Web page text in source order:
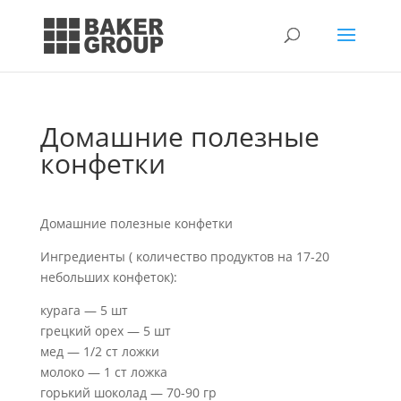
Домашние полезные
конфетки
Домашние полезные конфетки
Ингредиенты ( количество продуктов на 17-20
небольших конфеток):
курага — 5 шт
грецкий орех — 5 шт
мед — 1/2 ст ложки
молоко — 1 ст ложка
горький шоколад — 70-90 гр